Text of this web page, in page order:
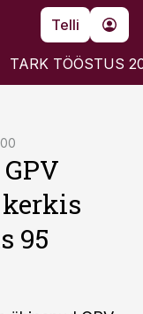
Telli
TARK TÖÖSTUS
95